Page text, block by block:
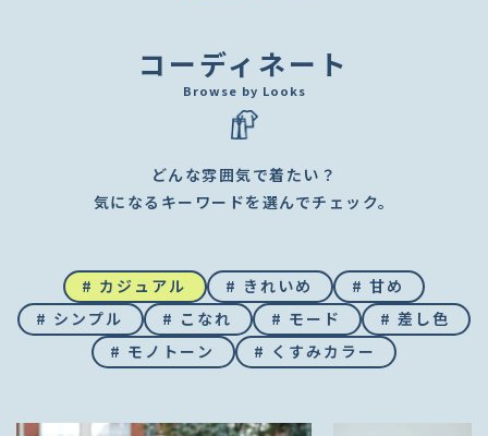
コーディネート
Browse by Looks
どんな雰囲気で着たい？
気になるキーワードを選んでチェック。
# カジュアル # きれいめ
# 甘め
# シンプル
# こなれ # モード
# 差し色
# モノトーン
# くすみカラー